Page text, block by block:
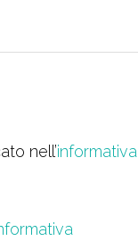
nell’informativa